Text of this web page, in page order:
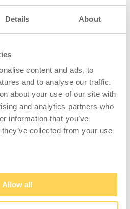
Details About
content and ads, to
and to analyse our traffic.
about your use of our site with
and analytics partners who
information that you’ve
collected from your use
Allow all
med att jag tar
genom att
kunna förklaras med
av företaget med
även kontinuerlig
säljare och lagret
Det är mycket som
det som är så roligt,
här rollen!,
hon tycker om när
saker som